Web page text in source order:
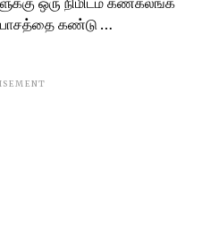
பாசத்தை கண்டு …